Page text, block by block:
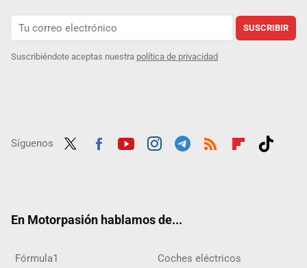
SUSCRIBIR
Suscribiéndote aceptas nuestra política de privacidad
Síguenos
En Motorpasión hablamos de...
Fórmula1 Coches eléctricos